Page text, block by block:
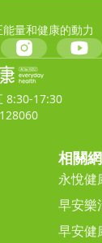
量和健康的動力
8:30-17:30
相關
永悅健
早安樂
早安健